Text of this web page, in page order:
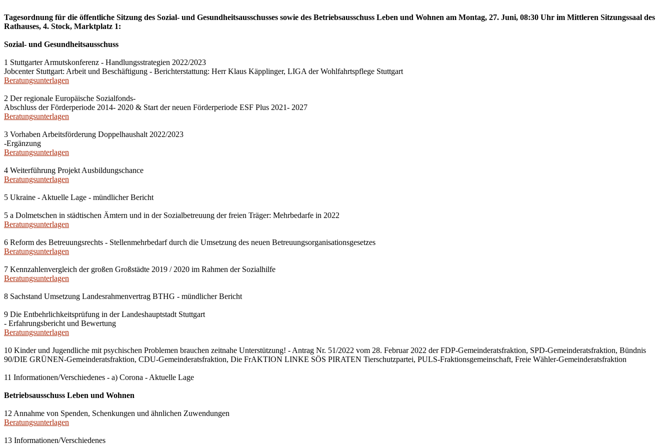
Tagesordnung für die öffentliche Sitzung des Sozial- und Gesundheitsausschusses sowie des Betriebsausschuss Leben und Wohnen am Montag, 27. Juni, 08:30 Uhr im Mittleren Sitzungssaal des
Rathauses, 4. Stock, Marktplatz 1:
Sozial- und Gesundheitsausschuss
1 Stuttgarter Armutskonferenz - Handlungsstrategien 2022/2023
Jobcenter Stuttgart: Arbeit und Beschäftigung - Berichterstattung: Herr Klaus Käpplinger, LIGA der Wohlfahrtspflege Stuttgart
Beratungsunterlagen
2 Der regionale Europäische Sozialfonds-
Abschluss der Förderperiode 2014- 2020 & Start der neuen Förderperiode ESF Plus 2021- 2027
Beratungsunterlagen
3 Vorhaben Arbeitsförderung Doppelhaushalt 2022/2023
-Ergänzung
Beratungsunterlagen
4 Weiterführung Projekt Ausbildungschance
Beratungsunterlagen
5 Ukraine - Aktuelle Lage - mündlicher Bericht
5 a Dolmetschen in städtischen Ämtern und in der Sozialbetreuung der freien Träger: Mehrbedarfe in 2022
Beratungsunterlagen
6 Reform des Betreuungsrechts - Stellenmehrbedarf durch die Umsetzung des neuen Betreuungsorganisationsgesetzes
Beratungsunterlagen
7 Kennzahlenvergleich der großen Großstädte 2019 / 2020 im Rahmen der Sozialhilfe
Beratungsunterlagen
8 Sachstand Umsetzung Landesrahmenvertrag BTHG - mündlicher Bericht
9 Die Entbehrlichkeitsprüfung in der Landeshauptstadt Stuttgart
- Erfahrungsbericht und Bewertung
Beratungsunterlagen
10 Kinder und Jugendliche mit psychischen Problemen brauchen zeitnahe Unterstützung! - Antrag Nr. 51/2022 vom 28. Februar 2022 der FDP-Gemeinderatsfraktion, SPD-Gemeinderatsfraktion, Bündnis
90/DIE GRÜNEN-Gemeinderatsfraktion, CDU-Gemeinderatsfraktion, Die FrAKTION LINKE SÖS PIRATEN Tierschutzpartei, PULS-Fraktionsgemeinschaft, Freie Wähler-Gemeinderatsfraktion
11 Informationen/Verschiedenes - a) Corona - Aktuelle Lage
Betriebsausschuss Leben und Wohnen
12 Annahme von Spenden, Schenkungen und ähnlichen Zuwendungen
Beratungsunterlagen
13 Informationen/Verschiedenes